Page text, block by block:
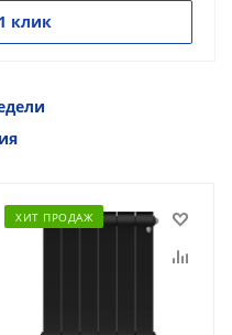
клик
ХИТ ПРОДАЖ